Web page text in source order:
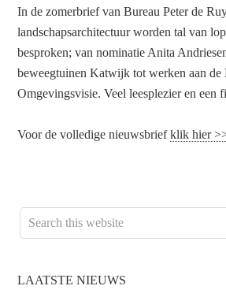
In de zomerbrief van Bureau Peter de
landschapsarchitectuur worden tal van
besproken; van nominatie Anita
beweegtuinen Katwijk tot werken aan de
Omgevingsvisie. Veel leesplezier en een
Voor de volledige nieuwsbriefklik hier
LAATSTE NIEUWS